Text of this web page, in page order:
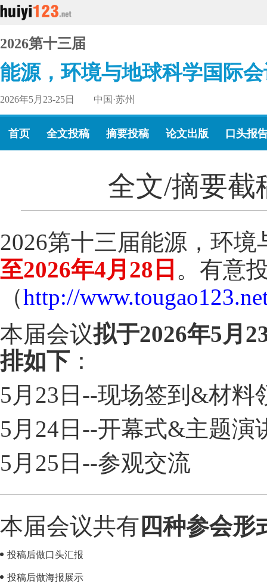
2026第十三届
能源，环境与地球科学国际
2026年5月23-25日 中国·苏州
首页 全文投稿 摘要投稿 论文出版 口头报
全文/摘要截
2026第十三届能源，环
至2026年4月28日 。有意
（http://
本届会议拟于2026年5月
排如下 ：
5月23日--现场签到&材料
5月24日--开幕式&主题演
5月25日--参观交流
本届会议共有 四种参会形
投稿后做口头汇报
投稿后做海报展示